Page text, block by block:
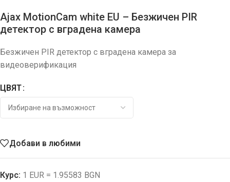
Ajax MotionCam white EU – Безжичен PIR
детектор с вградена камера
Безжичен PIR детектор с вградена камера за
видеоверификация
ЦВЯТ
Добави в любими
Курс: 1 EUR = 1.95583 BGN